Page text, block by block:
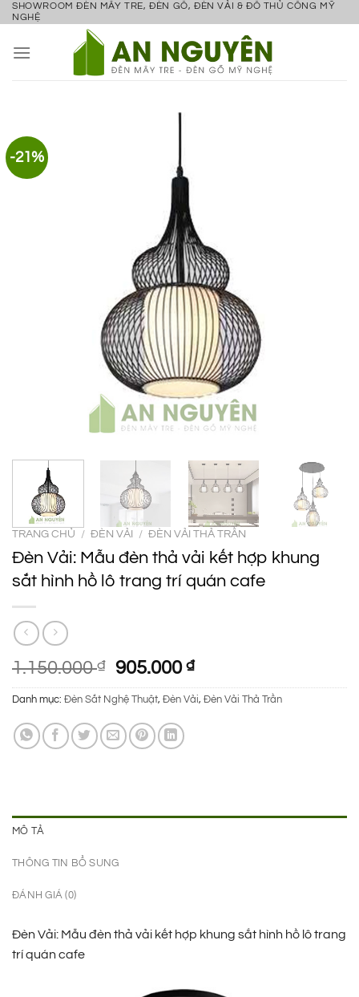
Bỏ
nội
SHOWROOM ĐÈN MÂY TRE, ĐÈN GỖ, ĐÈN VẢI & ĐỒ THỦ CÔNG MỸ
NGHỆ
-21%
TRANG CHỦ / ĐÈN VẢI / ĐÈN VẢI THẢ TRẦN
Đèn Vải: Mẫu đèn thả vải kết hợp khung
sắt hình hồ lô trang trí quán cafe
1.150.000₫
Giá
gốc
là:
1.150.000 ₫.
905.000₫Giá
hiện
tại
Danh mục: Đèn Sắt Nghệ Thuật, Đèn Vải, Đèn Vải Thả Trần
MÔ TẢ
THÔNG TIN BỔ SUNG
ĐÁNH GIÁ (0)
Đèn Vải: Mẫu đèn thả vải kết hợp khung sắt hình hồ lô trang
trí quán cafe